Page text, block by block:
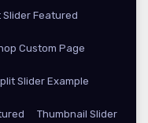
Slider Featured
Custom Page
Slider Example
Thumbnail Slider